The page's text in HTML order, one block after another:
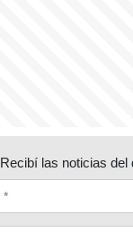
Recibí las noticias del